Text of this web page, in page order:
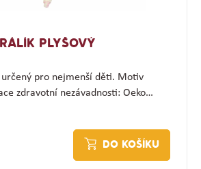
PLYŠOVÝ
určený pro nejmenší děti. Motiv
zdravotní nezávadnosti: Oeko…
DO KOŠÍKU